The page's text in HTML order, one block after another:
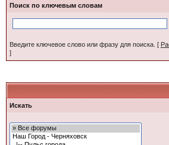
Поиск по ключевым словам
Введите ключевое слово или фразу для поиска. [
]
Искать